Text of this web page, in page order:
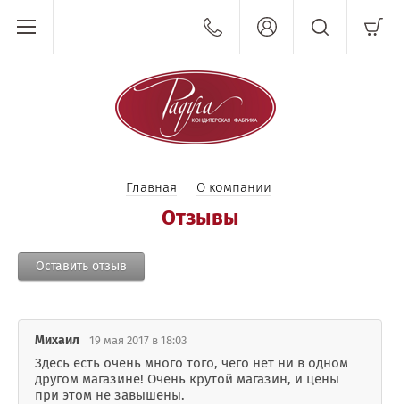
Главная О компании
Отзывы
Оставить отзыв
Михаил 19 мая 2017 в 18:03
Здесь есть очень много того, чего нет ни в одном
другом магазине! Очень крутой магазин, и цены
при этом не завышены.